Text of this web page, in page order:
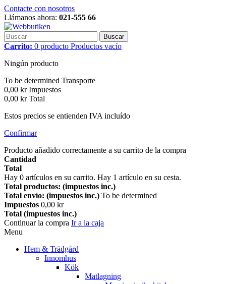
Contacte con nosotros
Llámanos ahora: 021-555 66
Buscar
Carrito: 0 producto Productos vacío
Ningún producto
To be determined Transporte
0,00 kr Impuestos
0,00 kr Total
Estos precios se entienden IVA incluído
Confirmar
Producto añadido correctamente a su carrito de la compra
Cantidad
Total
Hay 0 artículos en su carrito. Hay 1 artículo en su cesta.
Total productos: (impuestos inc.)
Total envío: (impuestos inc.) To be determined
Impuestos 0,00 kr
Total (impuestos inc.)
Continuar la compra Ir a la caja
Menu
Hem & Trädgård
Innomhus
Kök
Matlagning